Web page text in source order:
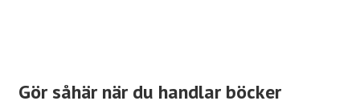
Gör såhär när du handlar böcker